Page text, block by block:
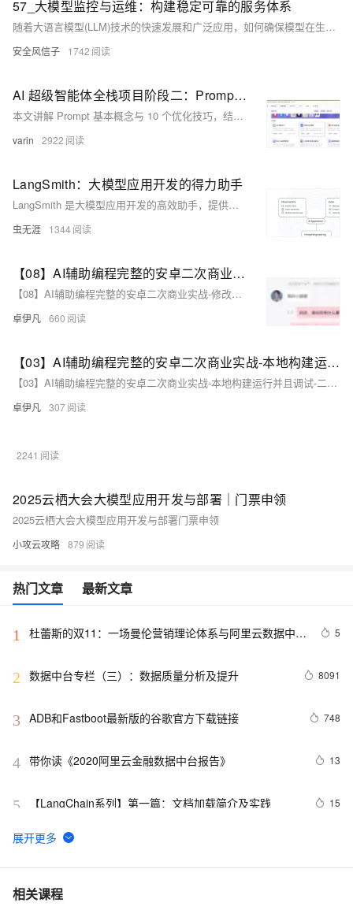
57_大模型监控与运维：构建稳定可靠的服务体系
随着大语言模型(LLM)技术的快速发展和广泛应用，如何确保模型在生产环境中的稳定运行、高效服务和安全合规已成为企业和开发者面临的关键挑战。2025年，大模型服务已从实验室走向各行各业的核心业务流程，其运维复杂度也随之呈指数级增长。与传统软件系统不同，大模型服务具有参数规模庞大、计算密集、行为不确定性高等特点，这使得传统的运维监控体系难以满足需求。
安全风信子 1742
AI 超级智能体全栈项目阶段二：Prompt 优化技巧与学术分析 AI 应用开发实现上下文联系多轮对话
本文讲解 Prompt 基本概念与 10 个优化技巧，结合学术分析 AI 应用的需求分析、设计方案，介绍 Spring AI 中 ChatClient 及 Advisors 的使用。
varin 2922
LangSmith：大模型应用开发的得力助手
LangSmith 是大模型应用开发的高效助手，提供从调试、追踪到评估的全流程支持。通过可视化追踪树，清晰展现 LLM 应用每一步执行逻辑，提升可观察性；支持提示词优化、实时监控与自动化评估，助力开发者快速定位问题、迭代优化，构建稳定可靠的智能应用。
虫无涯 1344
【08】AI辅助编程完整的安卓二次商业实战-修改消息聊天框背景色-触发聊天让程序异常终止bug牵涉更多聊天消息发送优化处理-优雅草卓伊凡
【08】AI辅助编程完整的安卓二次商业实战-修改消息聊天框背景色-触发聊天让程序异常终止bug牵涉更多聊天消息发送优化处理-优雅草卓伊凡
卓伊凡 660
【03】AI辅助编程完整的安卓二次商业实战-本地构建运行并且调试-二次开发改注册登陆按钮颜色以及整体资源结构熟悉-优雅草伊凡
【03】AI辅助编程完整的安卓二次商业实战-本地构建运行并且调试-二次开发改注册登陆按钮颜色以及整体资源结构熟悉-优雅草伊凡
卓伊凡 307
2241
2025云栖大会大模型应用开发与部署｜门票申领
2025云栖大会大模型应用开发与部署门票申领
小攻云攻略 879
热门文章 最新文章
1 杜蕾斯的双11：一场曼伦营销理论体系与阿里云数据中台
5
2 数据中台专栏（三）：数据质量分析及提升 8091
3 ADB和Fastboot最新版的谷歌官方下载链接 748
4 带你读《2020阿里云金融数据中台报告》 13
5 【LangChain系列】第一篇：文档加载简介及实践 15
6
解决方案应用实例 |数据中台赋能，雅戈尔开辟新零售
7 数据中台（02）- 数据中台能力与应用场景
相关课程